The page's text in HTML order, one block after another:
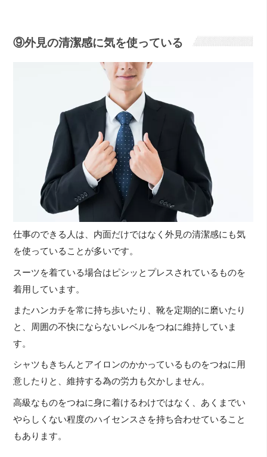
⑨外見の清潔感に気を使っている
仕事のできる人は、内面だけではなく外見の清潔感にも気
を使っていることが多いです。
スーツを着ている場合はピシッとプレスされているものを
着用しています。
またハンカチを常に持ち歩いたり、靴を定期的に磨いたり
と、周囲の不快にならないレベルをつねに維持していま
す。
シャツもきちんとアイロンのかかっているものをつねに用
意したりと、維持する為の労力も欠かしません。
高級なものをつねに身に着けるわけではなく、あくまでい
やらしくない程度のハイセンスさを持ち合わせていること
もあります。